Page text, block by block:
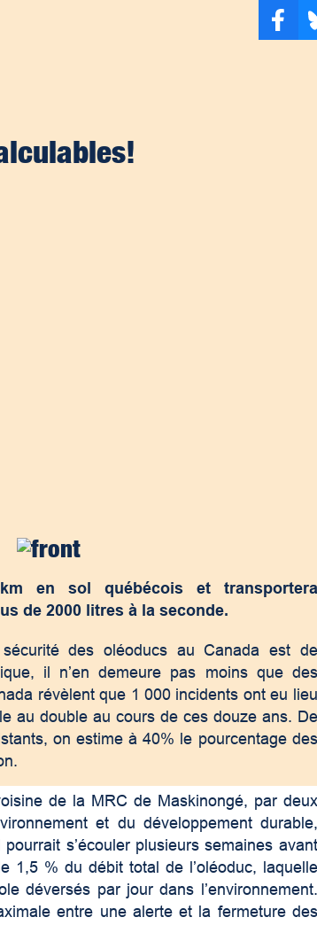
en sol québécois et transportera
de 2000 litres à la seconde.
des oléoducs au Canada est de
il n’en demeure pas moins que des
révèlent que 1 000 incidents ont eu lieu
au double au cours de ces douze ans. De
on estime à 40% le pourcentage des
de la MRC de Maskinongé, par deux
et du développement durable,
s’écouler plusieurs semaines avant
1,5 % du débit total de l’oléoduc, laquelle
déversés par jour dans l’environnement.
entre une alerte et la fermeture des